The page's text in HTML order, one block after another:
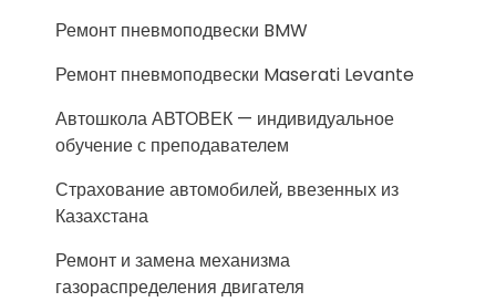
Ремонт пневмоподвески BMW
Ремонт пневмоподвески Maserati Levante
Автошкола АВТОВЕК — индивидуальное
обучение с преподавателем
Страхование автомобилей, ввезенных из
Казахстана
Ремонт и замена механизма
газораспределения двигателя